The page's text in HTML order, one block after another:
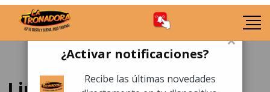
×
¿Activar notificaciones?
Recibe las últimas novedades